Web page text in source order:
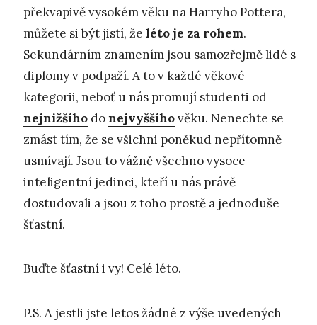
překvapivě vysokém věku na Harryho Pottera,
můžete si být jistí, že léto je za rohem.
Sekundárním znamením jsou samozřejmě lidé s
diplomy v podpaží. A to v každé věkové
kategorii, neboť u nás promují studenti od
nejnižšího donejvyššíhověku. Nenechte se
zmást tím, že se všichni poněkud nepřítomně
usmívají. Jsou to vážně všechno vysoce
inteligentní jedinci, kteří u nás právě
dostudovali a jsou z toho prostě a jednoduše
šťastní.
Buďte šťastní i vy! Celé léto.
P.S. A jestli jste letos žádné z výše uvedených